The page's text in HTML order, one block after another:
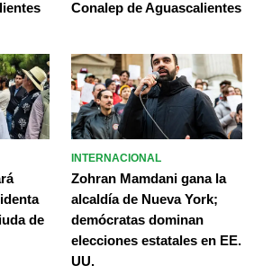
Conalep de Aguascalientes
de
INTERNACIONAL
Zohran Mamdani gana la
alcaldía de Nueva York;
demócratas dominan
elecciones estatales en EE.
UU.